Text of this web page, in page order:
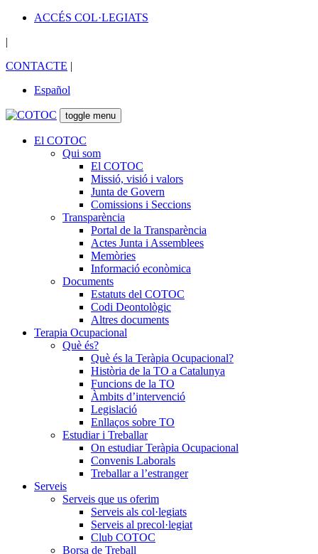
ACCÉS COL·LEGIATS
|
CONTACTE |
Español
toggle menu
El COTOC
Qui som
El COTOC
Missió, visió i valors
Junta de Govern
Comissions i Seccions
Transparència
Portal de la Transparència
Actes Junta i Assemblees
Memòries
Informació econòmica
Documents
Estatuts del COTOC
Codi Deontològic
Altres documents
Terapia Ocupacional
Què és?
Què és la Teràpia Ocupacional?
Història de la TO a Catalunya
Funcions de la TO
Àmbits d’intervenció
Legislació
Enllaços sobre TO
Estudiar i Treballar
On estudiar Teràpia Ocupacional
Convenis Laborals
Treballar a l’estranger
Serveis
Serveis que us oferim
Serveis als col·legiats
Serveis al precol·legiat
Club COTOC
Borsa de Treball